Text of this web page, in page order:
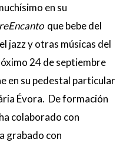
en su
reEncanto que bebe del
jazz y otras músicas del
24 de septiembre
en su pedestal particular
Évora. De formación
colaborado con
grabado con